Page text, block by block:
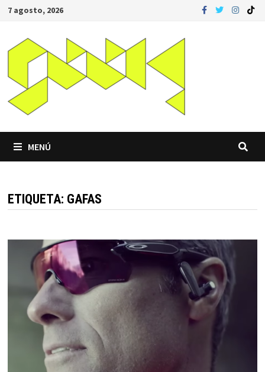
Saltar
contenido
7 agosto, 2026
MENÚ
ETIQUETA: GAFAS